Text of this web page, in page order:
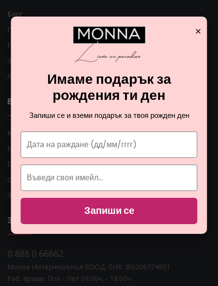
Блог
Гаранция за Вашите пари
Парфюмите
Защо да се регистрирам?
Лесна рекламация
ВАЖНИ ЛИНКОВЕ
Как мога да платя?
Начини на доставка
Проблеми с доставката
Общи условия
Защита на личните данни
ЗА НАС
0 888 0 66662
Монна Интернешънъл ЕООД, ЕИК: BG206774951
Раб. време: Пoн - Пет 09:00ч. - 18:00ч.
×
Имаме подарък за
рождения ти ден
Запиши се и вземи подарък за твоя рожден ден
Запиши се